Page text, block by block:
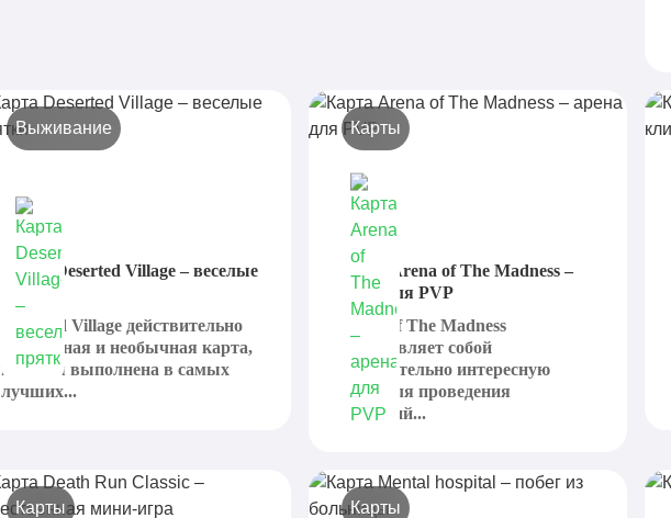
Выживание
Карта Deserted Village – веселые
прятки
Deserted Village действительно
интересная и необычная карта,
которая выполнена в самых
лучших...
Карты
Карта Arena of The Madness –
арена для PVP
Arena of The Madness
представляет собой
действительно интересную
арену для проведения
сражений...
Карты Карты